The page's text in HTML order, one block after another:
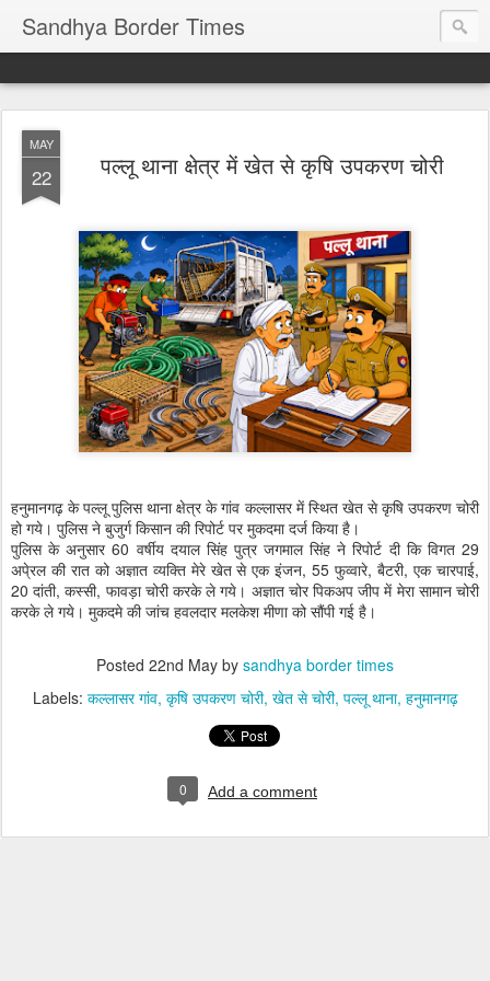
Sandhya Border Times
MAY
22 पल्लू थाना क्षेत्र में खेत से कृषि उपकरण चोरी
हनुमानगढ़ के पल्लू पुलिस थाना क्षेत्र के गांव कल्लासर में स्थित खेत से कृषि उपकरण चोरी
हो गये। पुलिस ने बुजुर्ग किसान की रिपोर्ट पर मुकदमा दर्ज किया है।
पुलिस के अनुसार 60 वर्षीय दयाल सिंह पुत्र जगमाल सिंह ने रिपोर्ट दी कि विगत 29
अपे्रल की रात को अज्ञात व्यक्ति मेरे खेत से एक इंजन, 55 फुव्वारे, बैटरी, एक चारपाई,
20 दांती, कस्सी, फावड़ा चोरी करके ले गये। अज्ञात चोर पिकअप जीप में मेरा सामान चोरी
करके ले गये। मुकदमे की जांच हवलदार मलकेश मीणा को सौंपी गई है।
Posted 22nd May by sandhya border times
Labels: कल्लासर गांव कृषि उपकरण चोरी खेत से चोरी पल्लू थाना हनुमानगढ़
0 Add a comment